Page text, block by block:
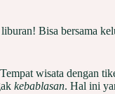
Bisa bersama
wisata dengan
kebablasan. Hal ini